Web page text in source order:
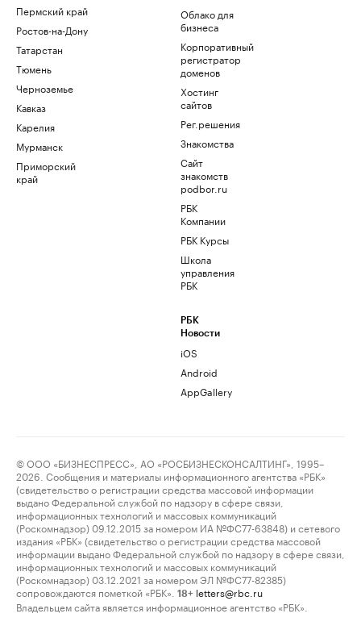
Пермский край
Ростов-на-Дону
Татарстан
Тюмень
Черноземье
Кавказ
Карелия
Мурманск
Приморский
край
Облако для
бизнеса
Корпоративный
регистратор
доменов
Хостинг
сайтов
Рег.решения
Знакомства
Сайт
знакомств
podbor.ru
РБК
Компании
РБК Курсы
Школа
управления
РБК
РБК
Новости
iOS
Android
AppGallery
© ООО «БИЗНЕСПРЕСС», АО «РОСБИЗНЕСКОНСАЛТИНГ», 1995–
2026. Сообщения и материалы информационного агентства «РБК»
(свидетельство о регистрации средства массовой информации
выдано Федеральной службой по надзору в сфере связи,
информационных технологий и массовых коммуникаций
(Роскомнадзор) 09.12.2015 за номером ИА №ФС77-63848) и сетевого
издания «РБК» (свидетельство о регистрации средства массовой
информации выдано Федеральной службой по надзору в сфере связи,
информационных технологий и массовых коммуникаций
(Роскомнадзор) 03.12.2021 за номером ЭЛ №ФС77-82385)
сопровождаются пометкой «РБК».
18+ letters@rbc.ru
Владельцем сайта является информационное агентство «РБК».